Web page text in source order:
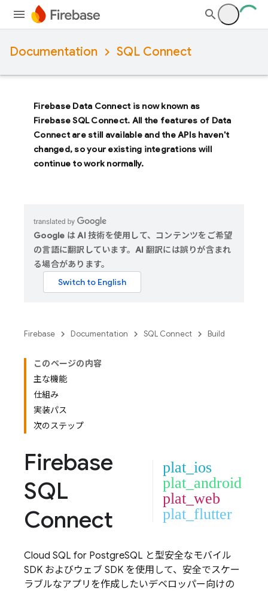
Documentation SQL Connect
Firebase Data Connectis now known as
Firebase SQL Connect. All the features of Data
Connectare still available and the APIs haven't
changed, so your existing integrations will
continue to work normally.
Google は AI 技術を使用して、コンテンツをご希望
の言語に翻訳しています。AI 翻訳には誤りが含まれ
る場合があります。
Firebase Documentation SQL Connect Build
このページの内容
主な機能
仕組み
実装パス
次のステップ
Firebase
SQL
Connect
plat_ios
plat_android
plat_web
plat_flutter
Cloud SQL for PostgreSQL と型安全なモバイル
SDK およびウェブ SDK を使用して、安全でスケー
ラブルなアプリを作成したいデベロッパー向けの